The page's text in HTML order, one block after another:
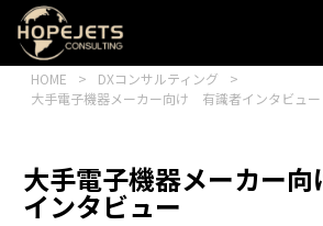
HOME > DXコンサルティング
>
大手電子機器メーカー​向け 有識者インタビュー
大手電子機器メーカー​
インタビュー